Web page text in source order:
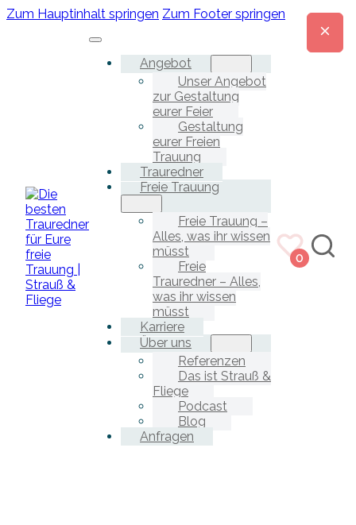
Zum Hauptinhalt springen Zum Footer springen
Angebot
Unser Angebot
zur Gestaltung
eurer Feier
Gestaltung
eurer Freien
Trauung
Trauredner
Freie Trauung
Freie Trauung –
Alles, was ihr wissen
müsst
Freie
Trauredner – Alles,
was ihr wissen
müsst
Karriere
Über uns
Referenzen
Das ist Strauß &
Fliege
Podcast
Blog
Anfragen
0